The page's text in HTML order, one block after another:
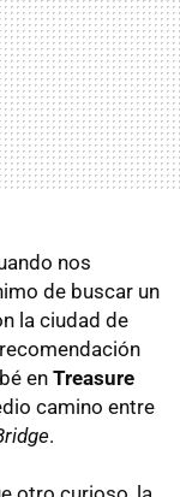
nos
de buscar un
la ciudad de
en Treasure
camino entre
.